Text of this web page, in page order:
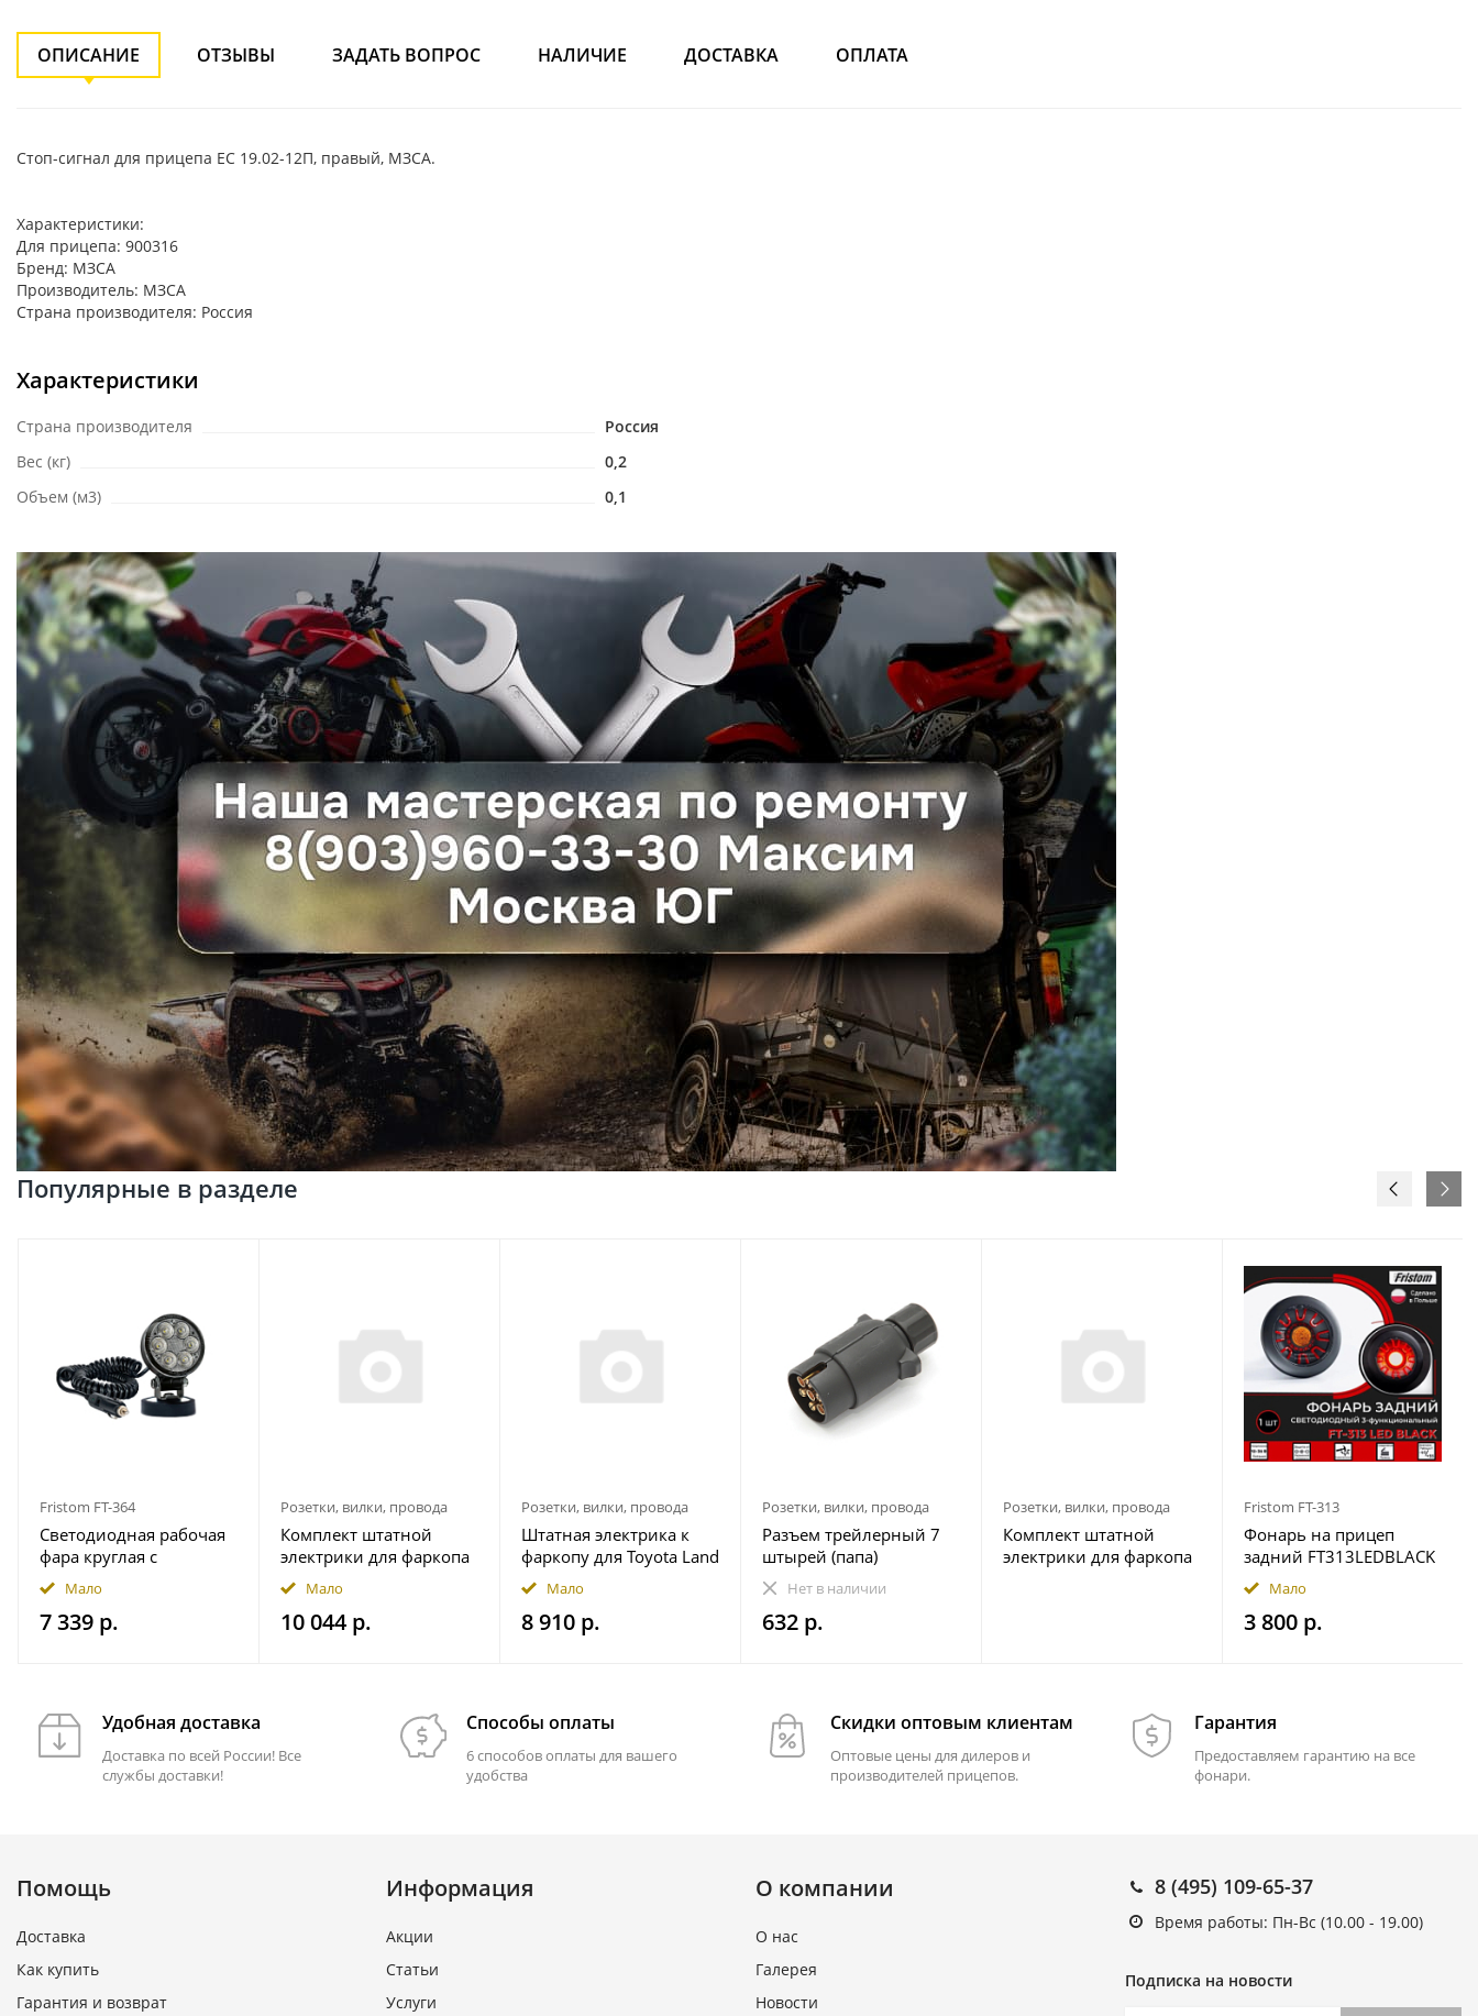
ОПИСАНИЕ ОТЗЫВЫ ЗАДАТЬ ВОПРОС НАЛИЧИЕ ДОСТАВКА ОПЛАТА
Стоп-сигнал для прицепа ЕС 19.02-12П, правый, МЗСА.
Характеристики:
Для прицепа: 900316
Бренд: МЗСА
Производитель: МЗСА
Страна производителя: Россия
Характеристики
Страна производителя
Россия
Вес (кг)
0,2
Объем (м3)
0,1
Популярные в разделе
Fristom FT-364
Светодиодная рабочая
фара круглая с
широким световым
потоком мощность
2500 лм на магнитном
Мало
7 339 р.
Розетки, вилки, провода
Комплект штатной
электрики для фаркопа
7-pin JAC T9 2024- с
блоком 7.1 в
герметичном чехле
Мало
10 044 р.
Розетки, вилки, провода
Штатная электрика к
фаркопу для Toyota Land
Cruiser Prado 250 2023-
7-pin
Мало
8 910 р.
Розетки, вилки, провода
Разъем трейлерный 7
штырей (папа)
Нет в наличии
632 р.
Розетки, вилки, провода
Комплект штатной
электрики для фаркопа
Fristom FT-313
Фонарь на прицеп
задний FT313LEDBLACK
12-36В Fristom
Мало
3 800 р.
Удобная доставка
Доставка по всей России! Все
службы доставки!
Способы оплаты
6 способов оплаты для вашего
удобства
Скидки оптовым клиентам
Оптовые цены для дилеров и
производителей прицепов.
Гарантия
Предоставляем гарантию на все
фонари.
Помощь
Доставка
Как купить
Гарантия и возврат
Информация
Акции
Статьи
Услуги
О компании
О нас
Галерея
Новости
8 (495) 109-65-37
Время работы: Пн-Вс (10.00 - 19.00)
Подписка на новости